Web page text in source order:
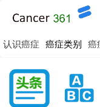
认识癌症 癌症类别 癌